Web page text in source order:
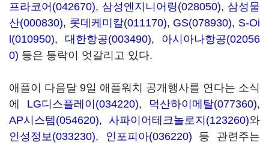
프라코어(042670), 삼성엔지니어링(028050), 삼성물
산(000830), 롯데케미칼(011170), GS(078930), S-Oi
l(010950), 대한항공(003490), 아시아나항공(02056
0) 등은 등락이 엇갈리고 있다.
애플이 다음달 9일 애플워치 공개행사를 연다는 소식
에 LG디스플레이(034220), 덕산하이메탈(077360),
AP시스템(054620), 사파이어테크놀로지(123260)와
인성정보(033230), 인포피아(036220) 등 관련주는